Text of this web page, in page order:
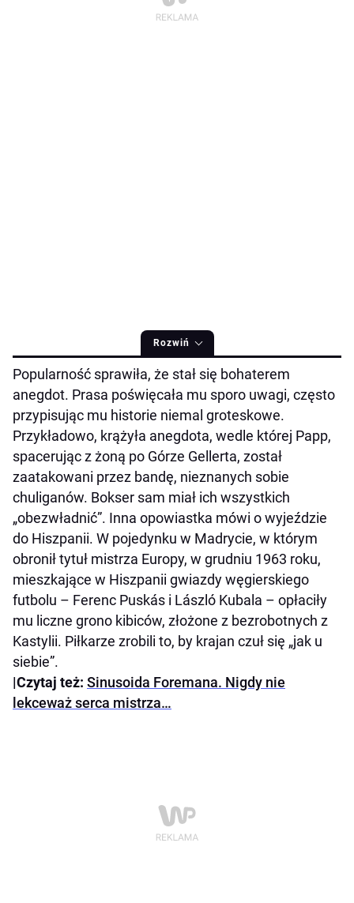
Rozwiń
Popularność sprawiła, że stał się bohaterem
anegdot. Prasa poświęcała mu sporo uwagi, często
przypisując mu historie niemal groteskowe.
Przykładowo, krążyła anegdota, wedle której Papp,
spacerując z żoną po Górze Gellerta, został
zaatakowani przez bandę, nieznanych sobie
chuliganów. Bokser sam miał ich wszystkich
„obezwładnić”. Inna opowiastka mówi o wyjeździe
do Hiszpanii. W pojedynku w Madrycie, w którym
obronił tytuł mistrza Europy, w grudniu 1963 roku,
mieszkające w Hiszpanii gwiazdy węgierskiego
futbolu – Ferenc Puskás i László Kubala – opłaciły
mu liczne grono kibiców, złożone z bezrobotnych z
Kastylii. Piłkarze zrobili to, by krajan czuł się „jak u
siebie”.
|Czytaj też: Sinusoida Foremana. Nigdy nie
lekceważ serca mistrza…